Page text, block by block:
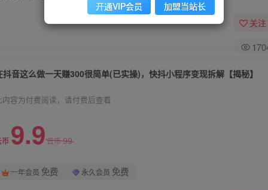
关注
抖音这么做一天赚300很简单(已实操)，快抖小程序变现拆解【揭秘】
内容为付费阅读，请付费后查看
币 9.9云币99
一年会员 免费 永久会员 免费
开通VIP会员 加盟当站长